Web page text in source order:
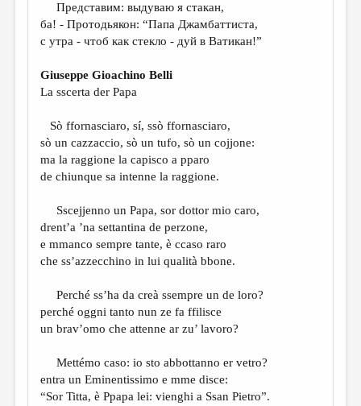
КНИЖНАЯ ПОЛКА
ОБЗОР ЛИТЕРАТУРЫ
СТРАНИЦЫ ПАМЯТИ
ОБЪЯВЛЕНИЯ
РЕДКОЛЛЕГИЯ
ОТ РЕДАКЦИИ
МАЛАЯ ПРОЗА
ЭССЕИСТИКА
КУЛЬТУРОВЕДЕНИЕ
ПУБЛИЦИСТИКА
РЕЦЕНЗИРОВАНИЕ
ЦИКЛЫ ПУБЛИКАЦИЙ
Представим: выдуваю я стакан,
ба! - Протодьякон: “Папа Джамбаттиста,
c утра - чтоб как стекло - дуй в Ватикан!”
Giuseppe Gioachino Belli
La sscerta der Papa
Sò ffornasciaro, sí, ssò ffornasciaro,
sò un cazzaccio, sò un tufo, sò un cojjone:
ma la raggione la capisco a pparo
de chiunque sa intenne la raggione.
Sscejjenno un Papa, sor dottor mio caro,
drent’a ’na settantina de perzone,
e mmanco sempre tante, è ccaso raro
che ss’azzecchino in lui qualità bbone.
Perché ss’ha da creà ssempre un de loro?
perché oggni tanto nun ze fa ffilisce
un brav’omo che attenne ar zu’ lavoro?
Mettémo caso: io sto abbottanno er vetro?
entra un Eminentissimo e mme disce:
“Sor Titta, è Ppapa lei: vienghi a Ssan Pietro”.